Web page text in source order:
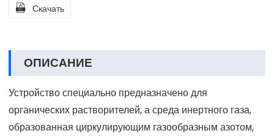
 Скачать
ОПИСАНИЕ
Устройство специально предназначено для
органических растворителей, а среда инертного газа,
образованная циркулирующим газообразным азотом,